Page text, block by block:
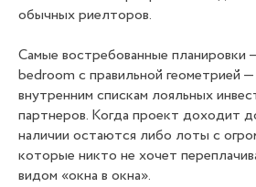
обычных риелторов.
Самые востребованные планировки
bedroom с правильной геометрией
внутренним спискам лояльных
партнеров. Когда проект доходит
наличии остаются либо лоты с
которые никто не хочет
видом «окна в окна».